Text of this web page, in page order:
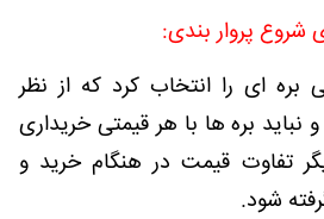
شروع پروار بندی:
بره ای را انتخاب کرد که از نظر
بره ها با هر قیمتی خریداری
تفاوت قیمت در هنگام خرید و
شود.